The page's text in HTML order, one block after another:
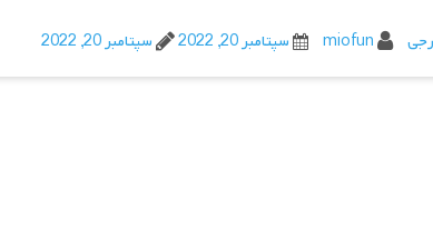
miofun سپتامبر 20, 2022 سپتامبر 20, 2022